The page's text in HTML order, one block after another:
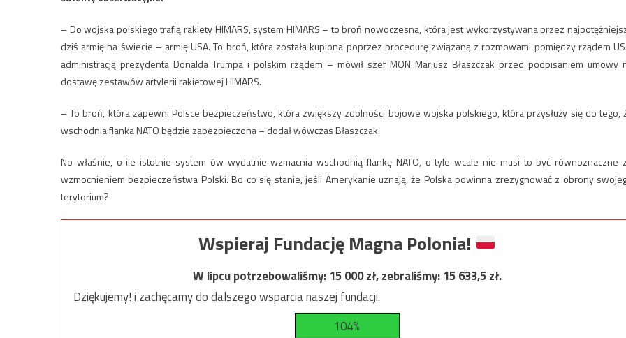
– Do wojska polskiego trafią rakiety HIMARS, system HIMARS – to broń nowoczesna, która jest wykorzystywana przez
dziś armię na świecie – armię USA. To broń, która została kupiona poprzez procedurę związaną z rozmowami pomiędzy rządem
administracją prezydenta Donalda Trumpa i polskim rządem – mówił szef MON Mariusz Błaszczak przed podpisaniem umowy
dostawę zestawów artylerii rakietowej HIMARS.
– To broń, która zapewni Polsce bezpieczeństwo, która zwiększy zdolności bojowe wojska polskiego, która przysłuży się do tego,
wschodnia flanka NATO będzie zabezpieczona – dodał wówczas Błaszczak.
No właśnie, o ile istotnie system ów wydatnie wzmacnia wschodnią flankę NATO, o tyle wcale nie musi to być równoznaczne
wzmocnieniem bezpieczeństwa Polski. Bo co się stanie, jeśli Amerykanie uznają, że Polska powinna zrezygnować z obrony
terytorium?
Wspieraj Fundację Magna Polonia!
W lipcu potrzebowaliśmy:15 000zł, zebraliśmy:15 633,5zł.
Dziękujemy! i zachęcamy do dalszego wsparcia naszej fundacji.
104%